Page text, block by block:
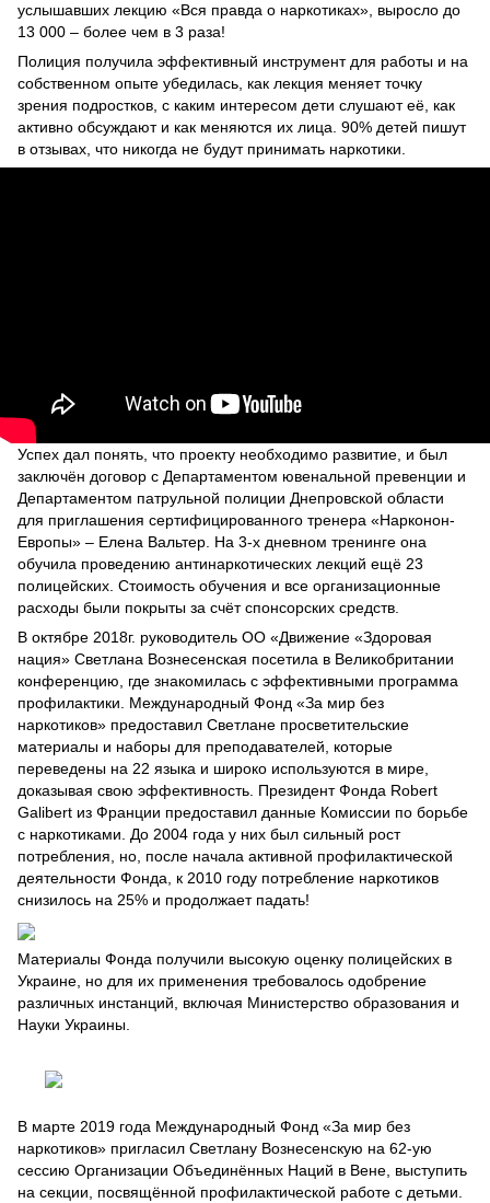
услышавших лекцию «Вся правда о наркотиках», выросло до
13 000 – более чем в 3 раза!
Полиция получила эффективный инструмент для работы и на
собственном опыте убедилась, как лекция меняет точку
зрения подростков, с каким интересом дети слушают её, как
активно обсуждают и как меняются их лица. 90% детей пишут
в отзывах, что никогда не будут принимать наркотики.
Успех дал понять, что проекту необходимо развитие, и был
заключён договор с Департаментом ювенальной превенции и
Департаментом патрульной полиции Днепровской области
для приглашения сертифицированного тренера «Нарконон-
Европы» – Елена Вальтер. На 3-х дневном тренинге она
обучила проведению антинаркотических лекций ещё 23
полицейских. Стоимость обучения и все организационные
расходы были покрыты за счёт спонсорских средств.
В октябре 2018г. руководитель ОО «Движение «Здоровая
нация» Светлана Вознесенская посетила в Великобритании
конференцию, где знакомилась с эффективными программа
профилактики. Международный Фонд «За мир без
наркотиков» предоставил Светлане просветительские
материалы и наборы для преподавателей, которые
переведены на 22 языка и широко используются в мире,
доказывая свою эффективность. Президент Фонда Robert
Galibert из Франции предоставил данные Комиссии по борьбе
с наркотиками. До 2004 года у них был сильный рост
потребления, но, после начала активной профилактической
деятельности Фонда, к 2010 году потребление наркотиков
снизилось на 25% и продолжает падать!
Материалы Фонда получили высокую оценку полицейских в
Украине, но для их применения требовалось одобрение
различных инстанций, включая Министерство образования и
Науки Украины.
В марте 2019 года Международный Фонд «За мир без
наркотиков» пригласил Светлану Вознесенскую на 62-ую
сессию Организации Объединённых Наций в Вене, выступить
на секции, посвящённой профилактической работе с детьми.